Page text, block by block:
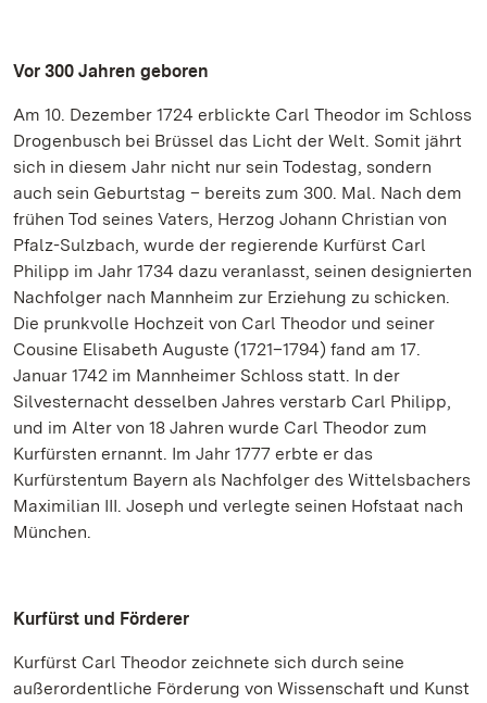
Vor 300 Jahren geboren
Am 10. Dezember 1724 erblickte Carl Theodor im Schloss
Drogenbusch bei Brüssel das Licht der Welt. Somit jährt
sich in diesem Jahr nicht nur sein Todestag, sondern
auch sein Geburtstag ­–­ bereits zum 300. Mal. Nach dem
frühen Tod seines Vaters, Herzog Johann Christian von
Pfalz-Sulzbach, wurde der regierende Kurfürst Carl
Philipp im Jahr 1734 dazu veranlasst, seinen designierten
Nachfolger nach Mannheim zur Erziehung zu schicken.
Die prunkvolle Hochzeit von Carl Theodor und seiner
Cousine Elisabeth Auguste (1721–1794) fand am 17.
Januar 1742 im Mannheimer Schloss statt. In der
Silvesternacht desselben Jahres verstarb Carl Philipp,
und im Alter von 18 Jahren wurde Carl Theodor zum
Kurfürsten ernannt. Im Jahr 1777 erbte er das
Kurfürstentum Bayern als Nachfolger des Wittelsbachers
Maximilian III. Joseph und verlegte seinen Hofstaat nach
München.
Kurfürst und Förderer
Kurfürst Carl Theodor zeichnete sich durch seine
außerordentliche Förderung von Wissenschaft und Kunst